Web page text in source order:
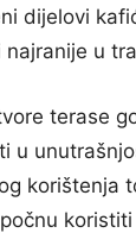
dijelovi
u
terase
u
korištenja